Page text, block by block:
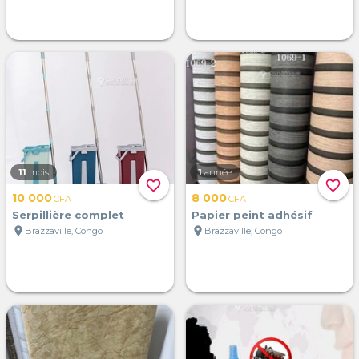
favorite_border
11 mois
10 000CFA
Serpillière complet
location_on Brazzaville, Congo
favorite_border
1 année
8 000CFA
Papier peint adhésif
location_on Brazzaville, Congo